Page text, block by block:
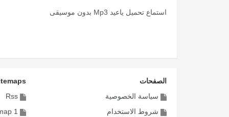
استماع تحميل ياعيد Mp3 بدون موسيقى
الصفحات
سياسة الخصوصية
شروط الاستخدام
Rss
1